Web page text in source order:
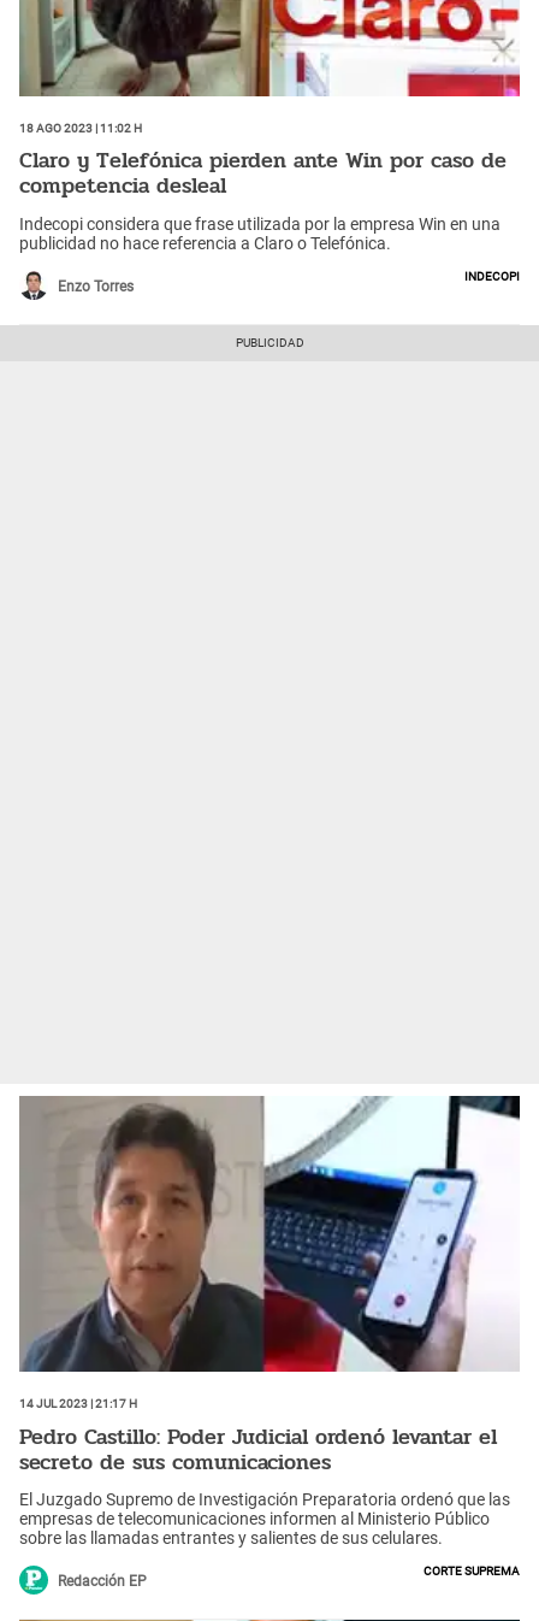
18 Ago 2023 | 11:02 h
Claro y Telefónica pierden ante Win por caso de
competencia desleal
Indecopi considera que frase utilizada por la empresa Win en una
publicidad no hace referencia a Claro o Telefónica.
Enzo Torres
Indecopi
14 Jul 2023 | 21:17 h
Pedro Castillo: Poder Judicial ordenó levantar el
secreto de sus comunicaciones
El Juzgado Supremo de Investigación Preparatoria ordenó que las
empresas de telecomunicaciones informen al Ministerio Público
sobre las llamadas entrantes y salientes de sus celulares.
Redacción EP
Corte Suprema